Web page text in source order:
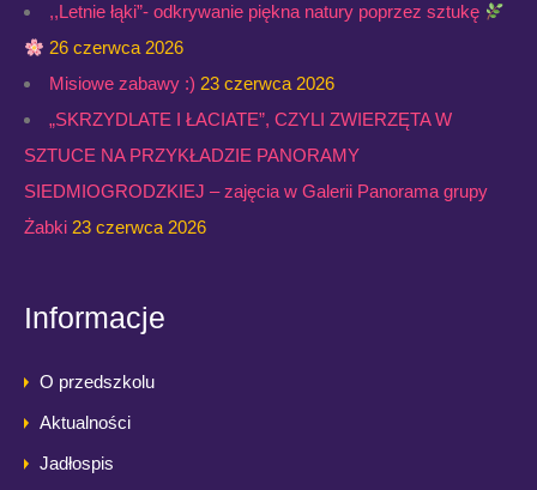
,,Letnie łąki”- odkrywanie piękna natury poprzez sztukę
26 czerwca 2026
Misiowe zabawy :) 23 czerwca 2026
„SKRZYDLATE I ŁACIATE”, CZYLI ZWIERZĘTA W
SZTUCE NA PRZYKŁADZIE PANORAMY
SIEDMIOGRODZKIEJ – zajęcia w Galerii Panorama grupy
Żabki 23 czerwca 2026
Informacje
O przedszkolu
Aktualności
Jadłospis